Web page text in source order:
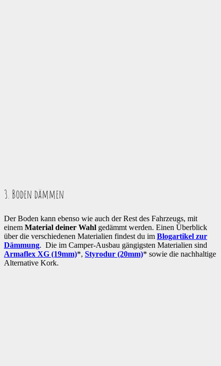
3. Boden dämmen
Der Boden kann ebenso wie auch der Rest des Fahrzeugs, mit
einem Material deiner Wahl gedämmt werden. Einen Überblick
über die verschiedenen Materialien findest du im Blogartikel zur
Dämmung. Die im Camper-Ausbau gängigsten Materialien sind
Armaflex XG (19mm)*, Styrodur (20mm)* sowie die nachhaltige
Alternative Kork.